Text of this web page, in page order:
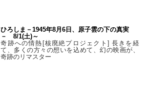
ひろしま－1945年8月6日、原子雲の下の真実
－ 8/1(土)～
奇跡への情熱[核廃絶プロジェクト] 長きを経
て、多くの方々の想いを込めて、幻の映画が、
奇跡のリマスター